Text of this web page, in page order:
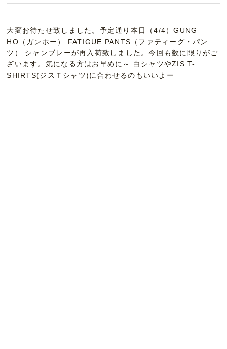
大変お待たせ致しました。予定通り本日（4/4）GUNG
HO（ガンホー） FATIGUE PANTS（ファティーグ・パン
ツ） シャンブレーが再入荷致しました。今回も数に限りがご
ざいます。気になる方はお早めに～ 白シャツやZIS T-
SHIRTS(ジスＴシャツ)に合わせるのもいいよー